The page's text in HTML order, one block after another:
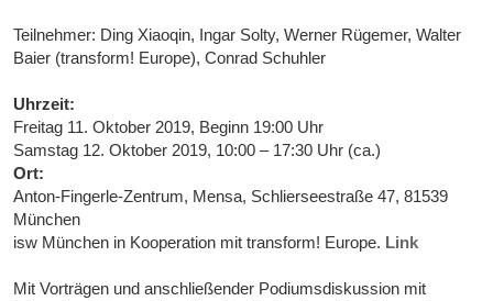
Teilnehmer: Ding Xiaoqin, Ingar Solty, Werner Rügemer, Walter
Baier (transform! Europe), Conrad Schuhler
Uhrzeit:
Freitag 11. Oktober 2019, Beginn 19:00 Uhr
Samstag 12. Oktober 2019, 10:00 – 17:30 Uhr (ca.)
Ort:
Anton-Fingerle-Zentrum, Mensa, Schlierseestraße 47, 81539
München
isw München in Kooperation mit transform! Europe. Link
Mit Vorträgen und anschließender Podiumsdiskussion mit